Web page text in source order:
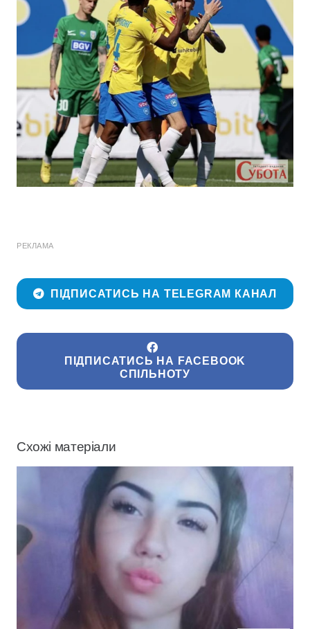
РЕКЛАМА
ПІДПИСАТИСЬ НА TELEGRAM КАНАЛ
ПІДПИСАТИСЬ НА FACEBOOK
СПІЛЬНОТУ
Схожі матеріали